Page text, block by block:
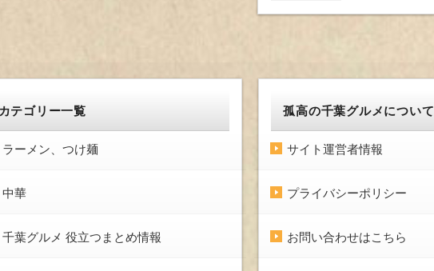
カテゴリー一覧
ラーメン、つけ麺
中華
千葉グルメ 役立つまとめ情報
孤高の千葉グルメについて
サイト運営者情報
プライバシーポリシー
お問い合わせはこちら